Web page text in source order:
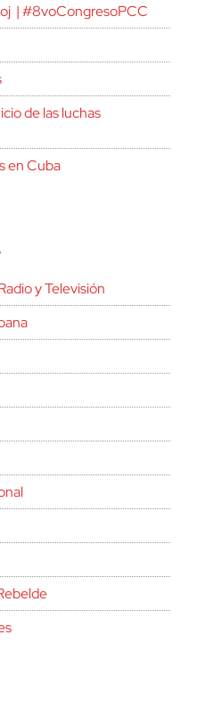
| #8voCongresoPCC
de las luchas
en Cuba
y Televisión